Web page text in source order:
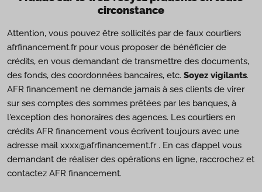
circonstance
Attention, vous pouvez être sollicités par de faux courtiers
afrfinancement.fr pour vous proposer de bénéficier de
crédits, en vous demandant de transmettre des documents,
des fonds, des coordonnées bancaires, etc. Soyez vigilants.
AFR financement ne demande jamais à ses clients de virer
sur ses comptes des sommes prêtées par les banques, à
l'exception des honoraires des agences. Les courtiers en
crédits AFR financement vous écrivent toujours avec une
adresse mail xxxx@afrfinancement.fr . En cas d’appel vous
demandant de réaliser des opérations en ligne, raccrochez et
contactez AFR financement.